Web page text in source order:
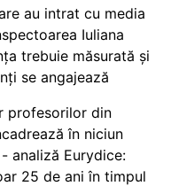
au intrat cu media
Iuliana
trebuie măsurată și
se angajează
profesorilor din
în niciun
analiză Eurydice:
25 de ani în timpul